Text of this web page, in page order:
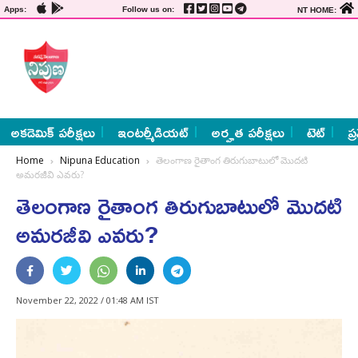
Apps: Follow us on: NT HOME:
అకడెమిక్ పరీక్షలు ఇంటర్మీడియట్ అర్హత పరీక్షలు టెట్
Home Nipuna Education
తెలంగాణ రైతాంగ తిరుగుబాటులో మొదటి
అమరజీవి ఎవరు?
తెలంగాణ రైతాంగ తిరుగుబాటులో మొదటి
అమరజీవి ఎవరు?
November 22, 2022 / 01:48 AM IST